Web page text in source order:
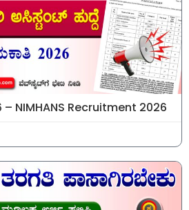
– NIMHANS Recruitment 2026